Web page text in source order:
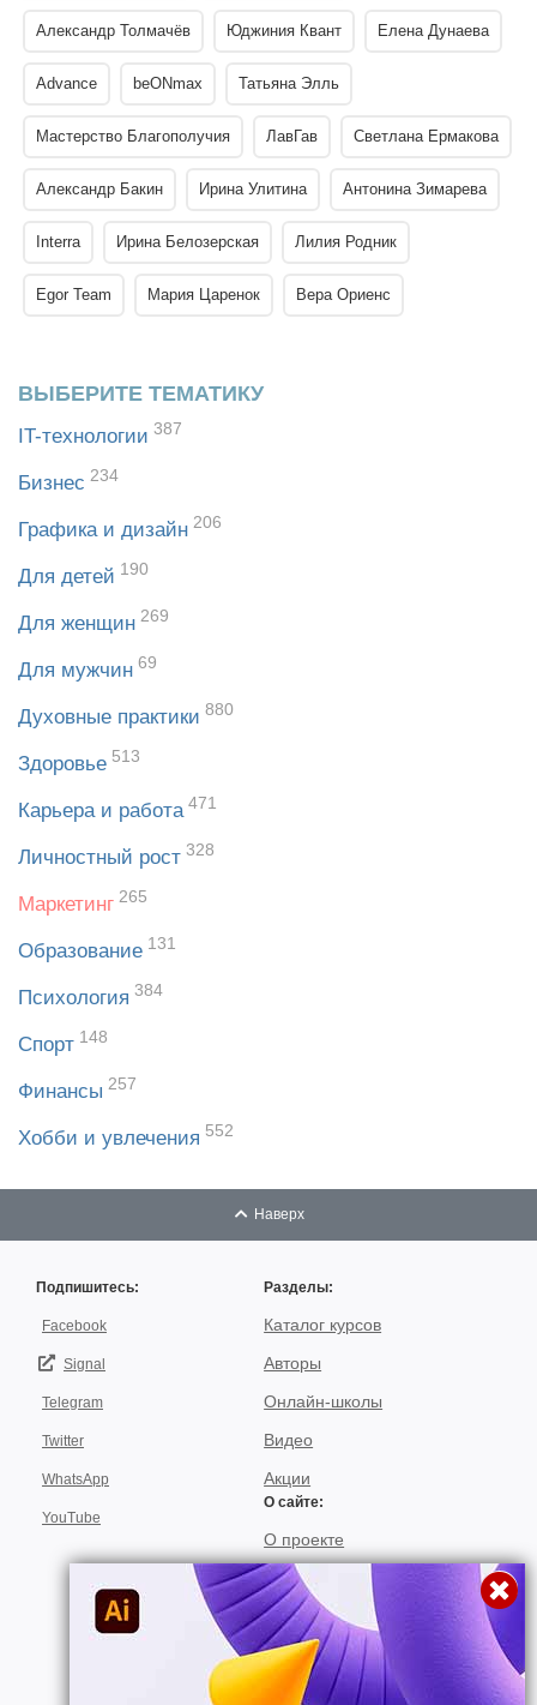
Александр Толмачёв Юджиния Квант Елена Дунаева
Advance beONmax Татьяна Элль
Мастерство Благополучия ЛавГав Светлана Ермакова
Александр Бакин Ирина Улитина Антонина Зимарева
Interra Ирина Белозерская Лилия Родник
Egor Team Мария Царенок Вера Ориенс
ВЫБЕРИТЕ ТЕМАТИКУ
IT-технологии 387
Бизнес 234
Графика и дизайн 206
Для детей 190
Для женщин 269
Для мужчин 69
Духовные практики 880
Здоровье 513
Карьера и работа 471
Личностный рост 328
Маркетинг 265
Образование 131
Психология 384
Спорт 148
Финансы 257
Хобби и увлечения 552
Наверх
Подпишитесь:
Facebook
Signal
Telegram
Twitter
WhatsApp
YouTube
Разделы:
Каталог курсов
Авторы
Онлайн-школы
Видео
Акции
О сайте:
О проекте
Для авторов
Договор пользования
Использование материалов
Подписка